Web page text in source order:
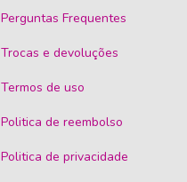
Perguntas Frequentes
Trocas e devoluções
Termos de uso
Politica de reembolso
Politica de privacidade